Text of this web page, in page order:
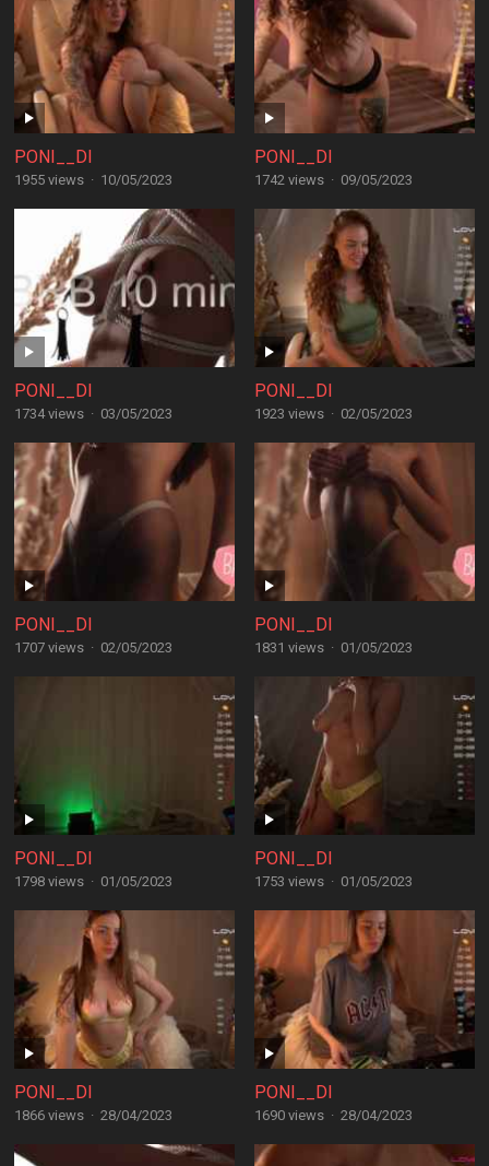
PONI__DI
1955 views · 10/05/2023
PONI__DI
1742 views · 09/05/2023
PONI__DI
1734 views · 03/05/2023
PONI__DI
1923 views · 02/05/2023
PONI__DI
1707 views · 02/05/2023
PONI__DI
1831 views · 01/05/2023
PONI__DI
1798 views · 01/05/2023
PONI__DI
1753 views · 01/05/2023
PONI__DI
1866 views · 28/04/2023
PONI__DI
1690 views · 28/04/2023